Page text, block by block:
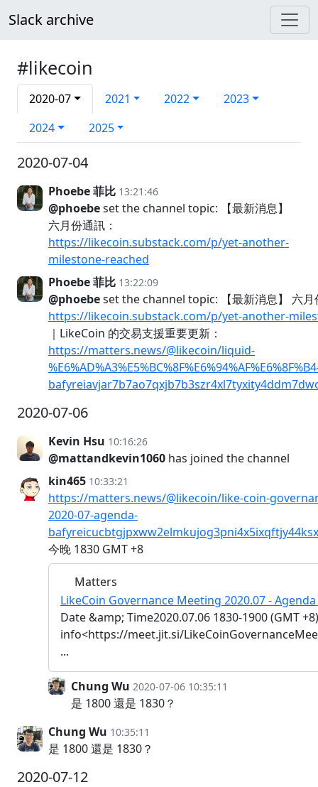
Slack archive
#likecoin
2020-07 2021 2022
2023
2024
2025
2020-07-04
Phoebe 菲比 13:21:46
@phoebeset the channel topic: 【最新消息】
六月份通訊：
https://likecoin.substack.com/p/yet-another-
milestone-reached
Phoebe 菲比 13:22:09
@phoebeset the channel topic: 【最新消息】 六月
https://likecoin.substack.com/p/yet-another-
｜LikeCoin 的交易支援重要更新：
https://matters.news/@likecoin/liquid-
2020-07-06
Kevin Hsu 10:16:26
@mattandkevin1060 has joined the channel
kin465 10:33:21
https://matters.news/@likecoin/like-coin-
2020-07-agenda-
今晚 1830 GMT +8
Matters
LikeCoin Governance Meeting 2020.07 -
Date &amp; Time2020.07.06 1830-1900 (GMT
info<https://meet.jit.si/
...
Chung Wu 2020-07-06 10:35:11
是 1800 還是 1830？
Chung Wu 10:35:11
是 1800 還是 1830？
2020-07-12